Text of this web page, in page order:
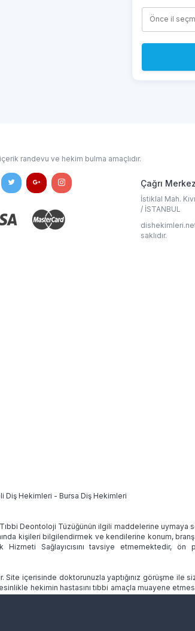
randevu ve hekim bulma amaçlıdır.
Çağrı
İstiklal Mah.
/ İSTANBUL
saklıdır.
Diş Hekimleri - Bursa Diş Hekimleri
Tıbbi Deontoloji Tüzüğünün ilgili maddelerine
kişileri bilgilendirmek ve kendilerine konum,
Sağlayıcısını tavsiye etmemektedir, ön
içerisinde doktorunuzla yaptığınız görüşme ile
hekimin hastasını tıbbi amaçla muayene